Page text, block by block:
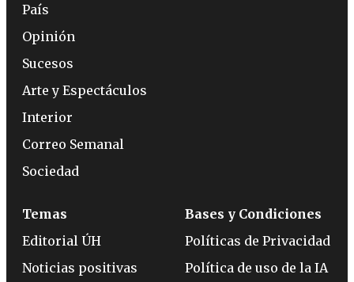
País
Opinión
Sucesos
Arte y Espectáculos
Interior
Correo Semanal
Sociedad
Temas
Editorial ÚH
Noticias positivas
Bases y Condiciones
Políticas de Privacidad
Política de uso de la IA